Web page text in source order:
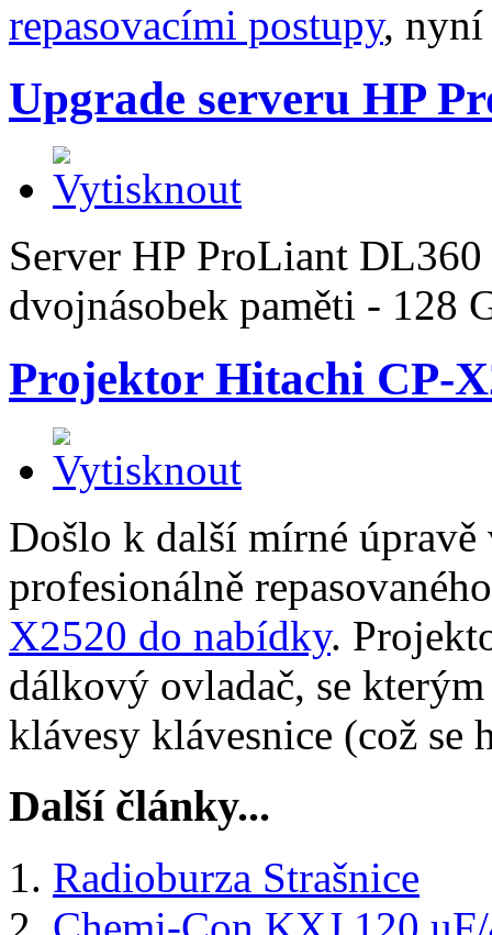
repasovacími postupy,
Upgrade serveru HP
Server HP ProLiant
dvojnásobek paměti - 128
Projektor Hitachi CP-
Došlo k další mírné
profesionálně
X2520 do nabídky.
dálkový ovladač, se
klávesy klávesnice (což se
Další články...
Radioburza Strašnice